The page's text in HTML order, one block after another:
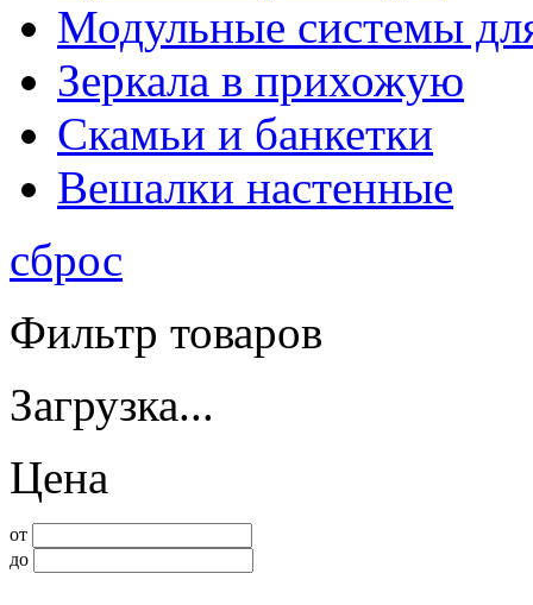
Модульные системы
Зеркала в прихожую
Скамьи и банкетки
Вешалки настенные
сброс
Фильтр товаров
Загрузка...
Цена
от
до